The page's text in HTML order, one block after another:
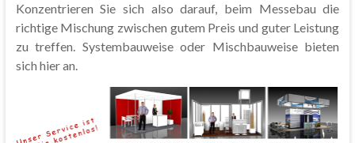
Konzentrieren Sie sich also darauf, beim Messebau die
richtige Mischung zwischen gutem Preis und guter Leistung
zu treffen. Systembauweise oder Mischbauweise bieten
sich hier an.